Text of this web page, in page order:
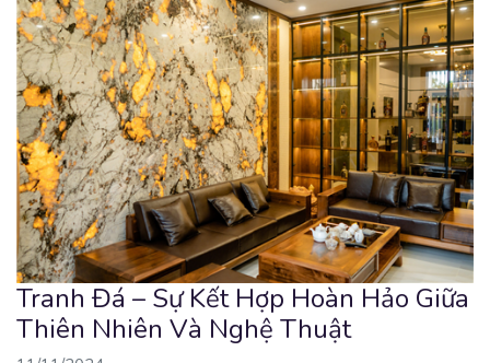
Tranh Đá – Sự Kết Hợp Hoàn Hảo Giữa
Thiên Nhiên Và Nghệ Thuật